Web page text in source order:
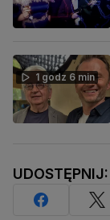
1 godz 6 min
UDOSTĘPNIJ: